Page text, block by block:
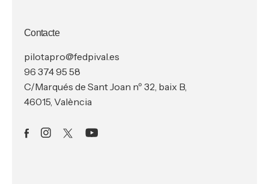
Contacte
pilotapro@fedpival.es
96 374 95 58
C/Marqués de Sant Joan nº 32, baix B,
46015, València